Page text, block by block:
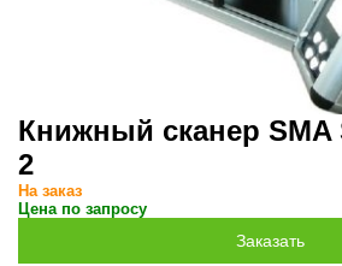
Книжный сканер SMA
2
На заказ
Цена по запросу